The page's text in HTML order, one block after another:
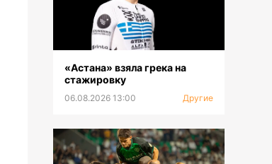
«Астана» взяла грека на
стажировку
06.08.2026 13:00 Другие